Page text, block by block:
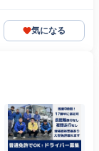
気になる